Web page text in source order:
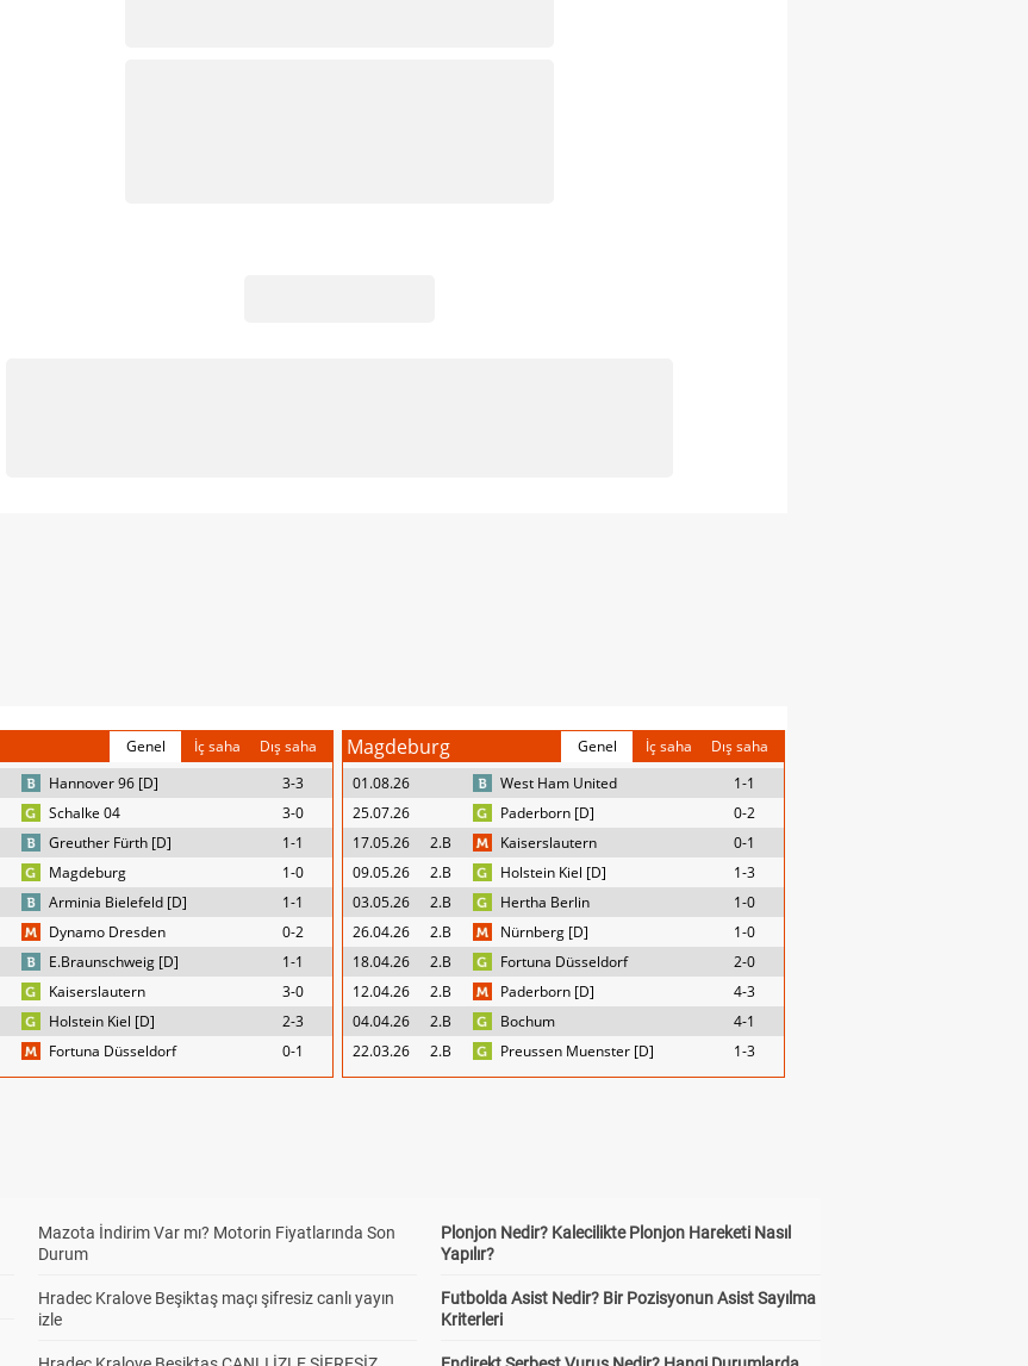
Genel İç saha
Dış saha
Hannover 96 [D]
3-3
Schalke 04
3-0
Greuther Fürth [D]
1-1
Magdeburg
1-0
Arminia Bielefeld [D]
1-1
Dynamo Dresden
0-2
E.Braunschweig [D]
1-1
Kaiserslautern
3-0
Holstein Kiel [D]
2-3
Fortuna Düsseldorf 0-1
Magdeburg Genel İç saha
Dış saha
01.08.26
West Ham United
1-1
25.07.26
Paderborn [D]
0-2
17.05.26
2.B Kaiserslautern
0-1
09.05.26
2.B Holstein Kiel [D]
1-3
03.05.26
2.B Hertha Berlin
1-0
26.04.26
2.B Nürnberg [D]
1-0
18.04.26
2.B Fortuna Düsseldorf
2-0
12.04.26
2.B Paderborn [D]
4-3
04.04.26
2.B Bochum
4-1
22.03.26
2.B Preussen Muenster [D] 1-3
Mazota İndirim Var mı? Motorin Fiyatlarında Son
Durum
Hradec Kralove Beşiktaş maçı şifresiz canlı yayın
izle
Plonjon Nedir? Kalecilikte Plonjon Hareketi Nasıl
Yapılır?
Futbolda Asist Nedir? Bir Pozisyonun Asist Sayılma
Kriterleri